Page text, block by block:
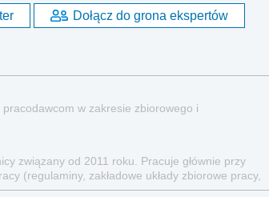
Dołącz do grona ekspertów
w zakresie zbiorowego i
związany od 2011 roku. Pracuje głównie przy
(regulaminy, zakładowe układy zbiorowe pracy,
ze związkami zawodowymi i zbiorowego prawa